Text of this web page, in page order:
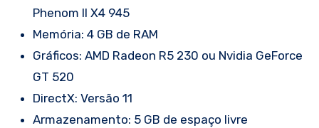
Phenom II X4 945
Memória: 4 GB de RAM
Gráficos: AMD Radeon R5 230 ou Nvidia GeForce
GT 520
DirectX: Versão 11
Armazenamento: 5 GB de espaço livre